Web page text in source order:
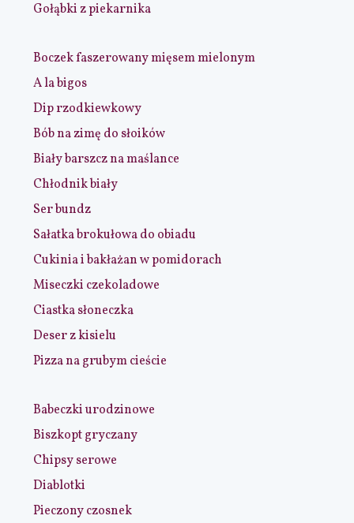
Gołąbki z piekarnika
Boczek faszerowany mięsem mielonym
A la bigos
Dip rzodkiewkowy
Bób na zimę do słoików
Biały barszcz na maślance
Chłodnik biały
Ser bundz
Sałatka brokułowa do obiadu
Cukinia i bakłażan w pomidorach
Miseczki czekoladowe
Ciastka słoneczka
Deser z kisielu
Pizza na grubym cieście
Babeczki urodzinowe
Biszkopt gryczany
Chipsy serowe
Diablotki
Pieczony czosnek